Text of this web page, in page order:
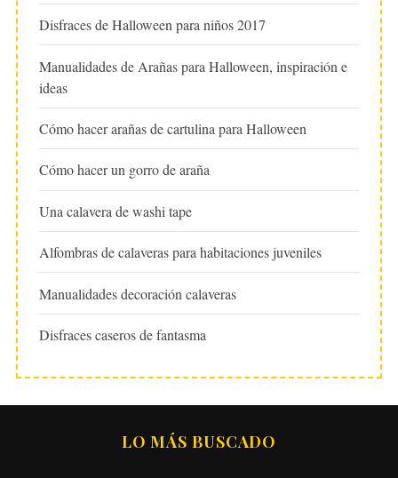
Disfraces de Halloween para niños 2017
Manualidades de Arañas para Halloween, inspiración e
ideas
Cómo hacer arañas de cartulina para Halloween
Cómo hacer un gorro de araña
Una calavera de washi tape
Alfombras de calaveras para habitaciones juveniles
Manualidades decoración calaveras
Disfraces caseros de fantasma
LO MÁS BUSCADO